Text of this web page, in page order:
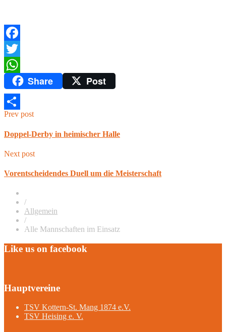
Facebook
Twitter
WhatsAppShare Post
Teilen
Prev post
Doppel-Derby in heimischer Halle
Next post
Vorentscheidendes Duell um die Meisterschaft
/
Allgemein
/
Alle Mannschaften im Einsatz
Like us on facebook
Hauptvereine
TSV Kottern-St. Mang 1874 e.V.
TSV Heising e. V.